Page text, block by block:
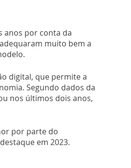
anos por conta da
muito bem a
digital, que permite a
Segundo dados da
nos últimos dois anos,
por parte do
em 2023.